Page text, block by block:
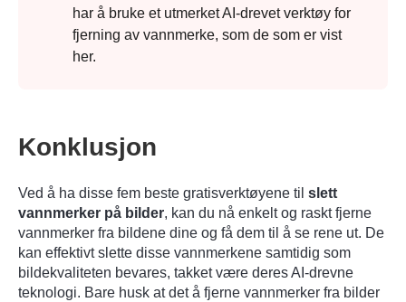
har å bruke et utmerket AI-drevet verktøy for
fjerning av vannmerke, som de som er vist
her.
Konklusjon
Ved å ha disse fem beste gratisverktøyene til slett
vannmerker på bilder, kan du nå enkelt og raskt fjerne
vannmerker fra bildene dine og få dem til å se rene ut. De
kan effektivt slette disse vannmerkene samtidig som
bildekvaliteten bevares, takket være deres AI-drevne
teknologi. Bare husk at det å fjerne vannmerker fra bilder